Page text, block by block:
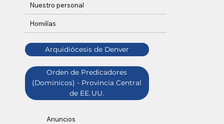
Nuestro personal
Homilías
Arquidiócesis de Denver
Orden de Predicadores
(Dominicos) - Provincia Central
de EE. UU.
Anuncios